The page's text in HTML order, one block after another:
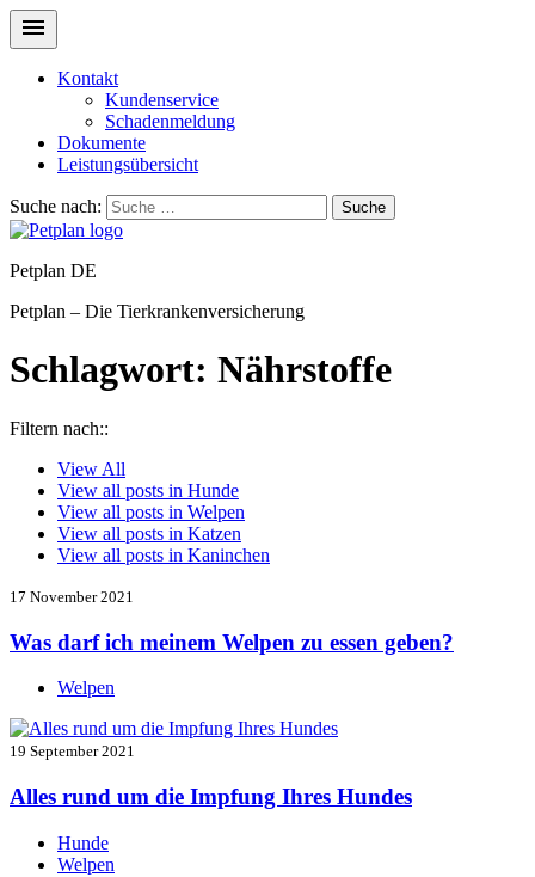
Kontakt
Kundenservice
Schadenmeldung
Dokumente
Leistungsübersicht
Suche nach: Suche
Petplan DE
Petplan – Die Tierkrankenversicherung
Schlagwort: Nährstoffe
Filtern nach::
View All
View all posts in Hunde
View all posts in Welpen
View all posts in Katzen
View all posts in Kaninchen
17 November 2021
Was darf ich meinem Welpen zu essen geben?
Welpen
19 September 2021
Alles rund um die Impfung Ihres Hundes
Hunde
Welpen